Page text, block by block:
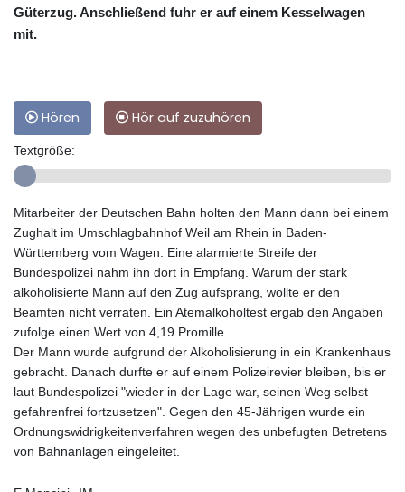
Güterzug. Anschließend fuhr er auf einem Kesselwagen
mit.
Hören Hör auf zuzuhören
Textgröße:
Mitarbeiter der Deutschen Bahn holten den Mann dann bei einem
Zughalt im Umschlagbahnhof Weil am Rhein in Baden-
Württemberg vom Wagen. Eine alarmierte Streife der
Bundespolizei nahm ihn dort in Empfang. Warum der stark
alkoholisierte Mann auf den Zug aufsprang, wollte er den
Beamten nicht verraten. Ein Atemalkoholtest ergab den Angaben
zufolge einen Wert von 4,19 Promille.
Der Mann wurde aufgrund der Alkoholisierung in ein Krankenhaus
gebracht. Danach durfte er auf einem Polizeirevier bleiben, bis er
laut Bundespolizei "wieder in der Lage war, seinen Weg selbst
gefahrenfrei fortzusetzen". Gegen den 45-Jährigen wurde ein
Ordnungswidrigkeitenverfahren wegen des unbefugten Betretens
von Bahnanlagen eingeleitet.